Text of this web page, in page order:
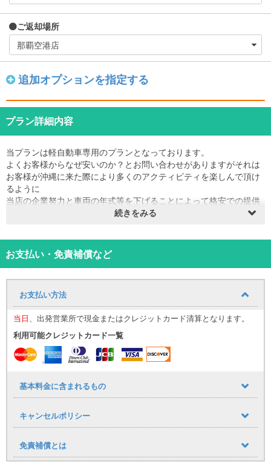
ご返却場所
追加オプションを指定する
プラン詳細内容
当プランは軽自動車専用のプランとなっております。
よくお客様からなぜ安いのか？とお問い合わせがありますがそれは
お客様が沖縄に来た際により多くのアクティビティを楽しんで頂け
るように
当店の企業努力と車両の年式等を下げることによって格安での提供
ります！
免責補償も込みで万が一のトラブルの場合も安心の全車ロードサー
ビス付！
※免許取得1年未満の方はご利用いただけません。
※時間外受付はコロナ禍による人員削減のため現在承っておりませ
ん。
※無料送迎は空港、モノレール赤嶺駅となります
※繁忙期は1台につき代表者様1名様のみの送迎になる場合がありま
キャンセル料は、ご利用予定日の6日前より必要となります。
● 6日前～3日前：基本料金の40％
● 2日前～前日：基本料金の50％
● 当日：基本料金の100％
続きをみる
お支払い・免責補償など
お支払い方法
当日、出発営業所で現金またはクレジットカード清算となります。
利用可能クレジットカード一覧
基本料金に含まれるもの
キャンセルポリシー
免責補償とは